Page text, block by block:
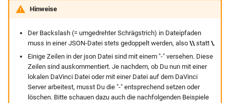
Hinweise
Der Backslash (= umgedrehter Schrägstrich) in Dateipfaden
muss in einer JSON-Datei stets gedoppelt werden, also \\statt \.
Einige Zeilen in der json Datei sind mit einem "-" versehen. Diese
Zeilen sind auskommentiert. Je nachdem, ob Du nun mit einer
lokalen DaVinci Datei oder mit einer Datei auf dem DaVinci
Server arbeitest, musst Du die "-" entsprechend setzen oder
löschen. Bitte schauen dazu auch die nachfolgenden Beispiele